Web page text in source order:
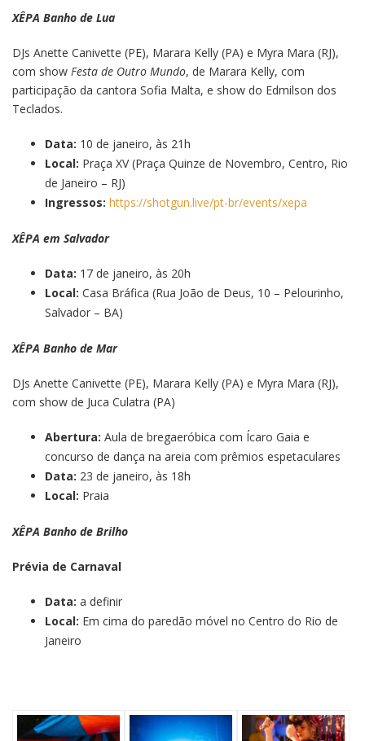
XÊPA Banho de Lua
DJs Anette Canivette (PE), Marara Kelly (PA) e Myra Mara (RJ),
com show Festa de Outro Mundo, de Marara Kelly, com
participação da cantora Sofia Malta, e show do Edmilson dos
Teclados.
Data: 10 de janeiro, às 21h
Local: Praça XV (Praça Quinze de Novembro, Centro, Rio
de Janeiro – RJ)
Ingressos: https://shotgun.live/pt-br/events/xepa
XÊPA em Salvador
Data: 17 de janeiro, às 20h
Local: Casa Bráfica (Rua João de Deus, 10 – Pelourinho,
Salvador – BA)
XÊPA Banho de Mar
DJs Anette Canivette (PE), Marara Kelly (PA) e Myra Mara (RJ),
com show de Juca Culatra (PA)
Abertura: Aula de bregaeróbica com Ícaro Gaia e
concurso de dança na areia com prêmios espetaculares
Data: 23 de janeiro, às 18h
Local: Praia
XÊPA Banho de Brilho
Prévia de Carnaval
Data: a definir
Local: Em cima do paredão móvel no Centro do Rio de
Janeiro